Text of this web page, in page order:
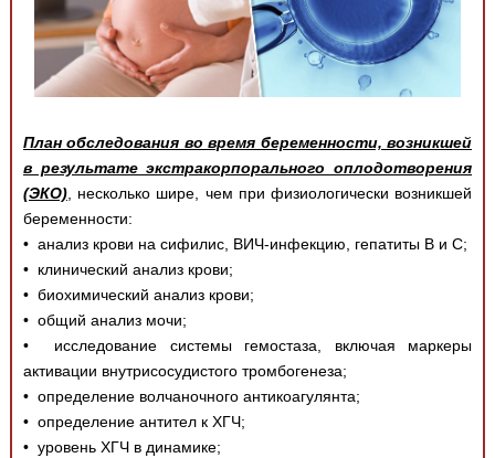
План обследования во время беременности, возникшей
в результате экстракорпорального оплодотворения
(ЭКО), несколько шире, чем при физиологически возникшей
беременности:
• анализ крови на сифилис, ВИЧ-инфекцию, гепатиты В и С;
• клинический анализ крови;
• биохимический анализ крови;
• общий анализ мочи;
• исследование системы гемостаза, включая маркеры
активации внутрисосудистого тромбогенеза;
• определение волчаночного антикоагулянта;
• определение антител к ХГЧ;
• уровень ХГЧ в динамике;